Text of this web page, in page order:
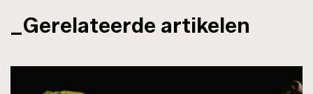
_Gerelateerde artikelen